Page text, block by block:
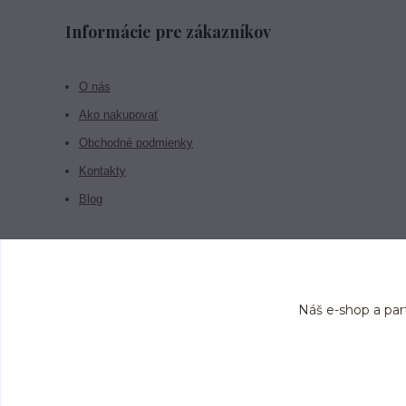
Informácie pre zákazníkov
O nás
Ako nakupovať
Obchodné podmienky
Kontakty
Blog
Náš e-shop a